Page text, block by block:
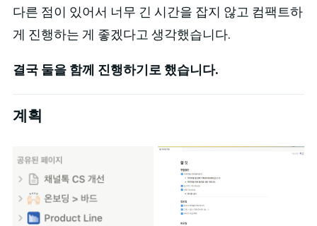
다른 점이 있어서 너무 긴 시간을 잡지 않고 컴팩트하
게 진행하는 게 좋겠다고 생각했습니다.
결국 둘을 함께 진행하기로 했습니다.
계획